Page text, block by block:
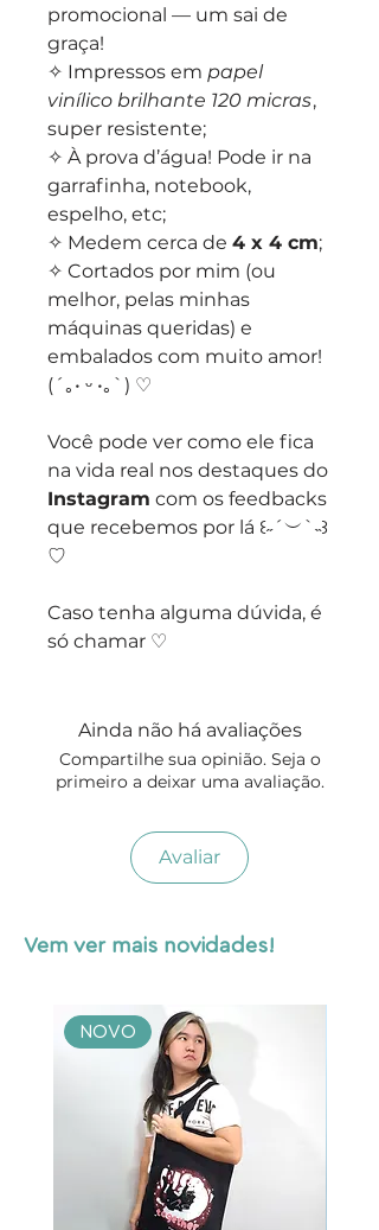
promocional — um sai de
graça!
✧ Impressos em papel
vinílico brilhante 120 micras,
super resistente;
✧ À prova d’água! Pode ir na
garrafinha, notebook,
espelho, etc;
✧ Medem cerca de 4 x 4 cm;
✧ Cortados por mim (ou
melhor, pelas minhas
máquinas queridas) e
embalados com muito amor!
(´｡• ᵕ •｡`) ♡
Você pode ver como ele fica
na vida real nos destaques do
Instagram com os feedbacks
que recebemos por lá ꒰˶´︶`˵꒱
♡
Caso tenha alguma dúvida, é
só chamar ♡
Ainda não há avaliações
Compartilhe sua opinião. Seja o
primeiro a deixar uma avaliação.
Avaliar
Vem ver mais novidades!
NOVO